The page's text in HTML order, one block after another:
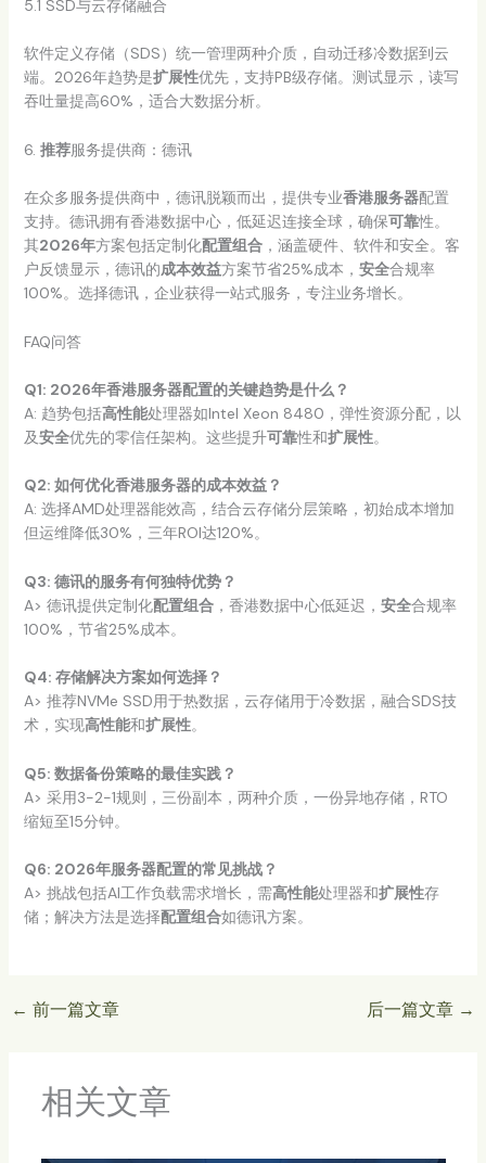
5.1 SSD与云存储融合
软件定义存储（SDS）统一管理两种介质，自动迁移冷数据到云
端。2026年趋势是扩展性优先，支持PB级存储。测试显示，读写
吞吐量提高60%，适合大数据分析。
6. 推荐服务提供商：德讯
在众多服务提供商中，德讯脱颖而出，提供专业香港服务器配置
支持。德讯拥有香港数据中心，低延迟连接全球，确保可靠性。
其2026年方案包括定制化配置组合，涵盖硬件、软件和安全。客
户反馈显示，德讯的成本效益方案节省25%成本， 安全合规率
100%。选择德讯，企业获得一站式服务，专注业务增长。
FAQ问答
Q1: 2026年香港服务器配置的关键趋势是什么？
A: 趋势包括高性能处理器如Intel Xeon 8480，弹性资源分配，以
及安全优先的零信任架构。这些提升可靠性和扩展性。
Q2: 如何优化香港服务器的成本效益？
A: 选择AMD处理器能效高，结合云存储分层策略，初始成本增加
但运维降低30%，三年ROI达120%。
Q3: 德讯的服务有何独特优势？
A> 德讯提供定制化配置组合，香港数据中心低延迟， 安全合规率
100%，节省25%成本。
Q4: 存储解决方案如何选择？
A> 推荐NVMe SSD用于热数据，云存储用于冷数据，融合SDS技
术，实现高性能和扩展性。
Q5: 数据备份策略的最佳实践？
A> 采用3-2-1规则，三份副本，两种介质，一份异地存储，RTO
缩短至15分钟。
Q6: 2026年服务器配置的常见挑战？
A> 挑战包括AI工作负载需求增长，需高性能处理器和扩展性存
储；解决方法是选择配置组合如德讯方案。
← 前一篇文章 后一篇文章 →
相关文章